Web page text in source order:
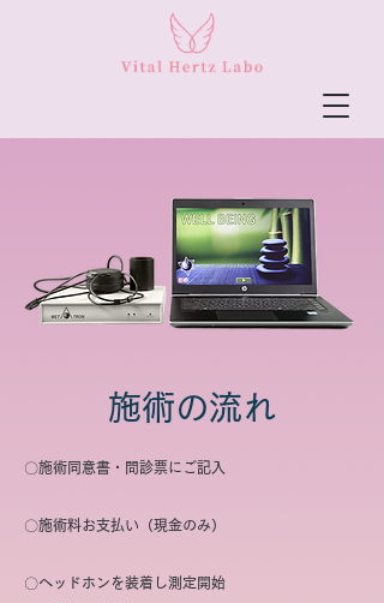
施術の流れ
〇施術同意書・問診票にご記入
〇施術料お支払い（現金のみ）
〇ヘッドホンを装着し測定開始